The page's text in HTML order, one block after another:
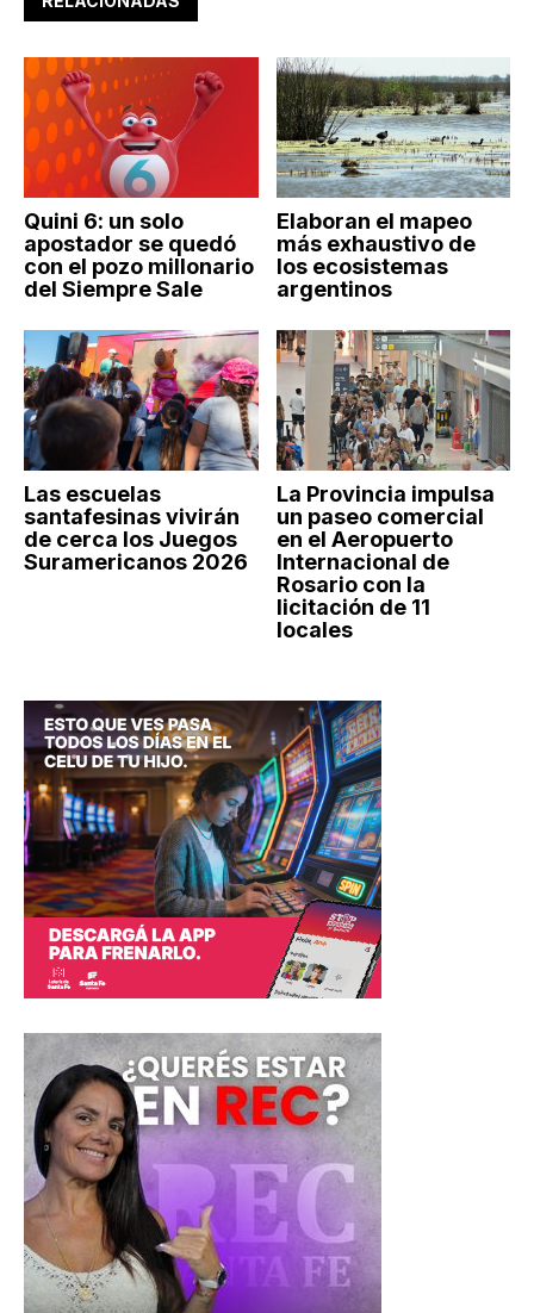
Quini 6: un solo
apostador se quedó
con el pozo millonario
del Siempre Sale
Elaboran el mapeo
más exhaustivo de
los ecosistemas
argentinos
Las escuelas
santafesinas vivirán
de cerca los Juegos
Suramericanos 2026
La Provincia impulsa
un paseo comercial
en el Aeropuerto
Internacional de
Rosario con la
licitación de 11
locales